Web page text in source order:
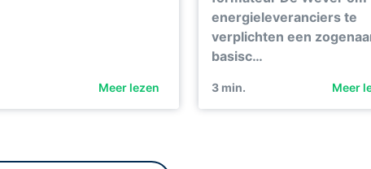
Meer lezen
energieleveranciers te
verplichten een
basisc…
3 min. Meer